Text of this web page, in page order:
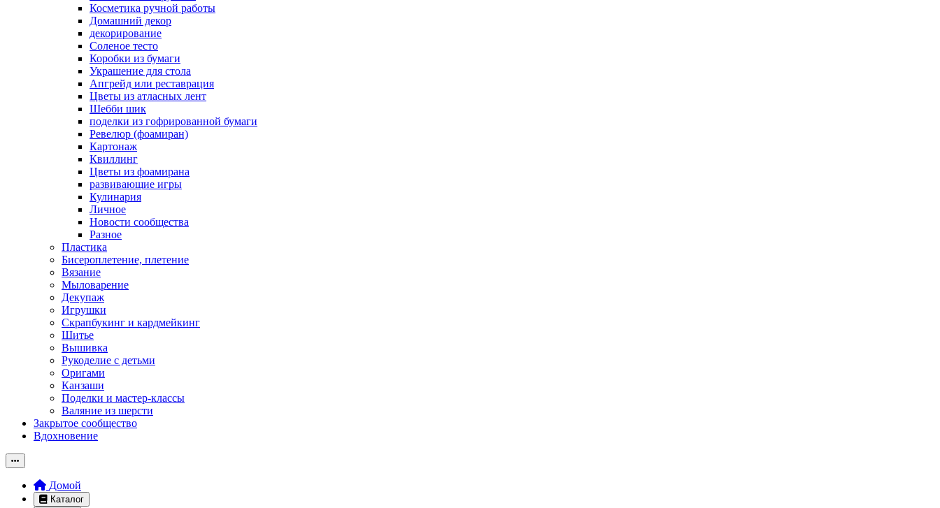
Косметика ручной работы
Домашний декор
декорирование
Соленое тесто
Коробки из бумаги
Украшение для стола
Апгрейд или реставрация
Цветы из атласных лент
Шебби шик
поделки из гофрированной бумаги
Ревелюр (фоамиран)
Картонаж
Квиллинг
Цветы из фоамирана
развивающие игры
Кулинария
Личное
Новости сообщества
Разное
Пластика
Бисероплетение, плетение
Вязание
Мыловарение
Декупаж
Игрушки
Скрапбукинг и кардмейкинг
Шитье
Вышивка
Рукоделие с детьми
Оригами
Канзаши
Поделки и мастер-классы
Валяние из шерсти
Закрытое сообщество
Вдохновение
Домой
Каталог